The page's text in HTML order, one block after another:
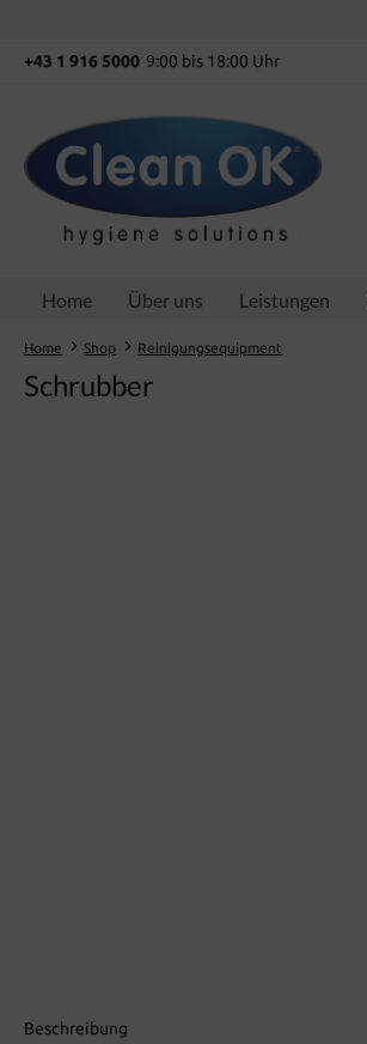
+43 1 916 5000 9:00 bis 18:00 Uhr
Home Über uns Leistungen
Home Shop Reinigungsequipment
Schrubber
Beschreibung